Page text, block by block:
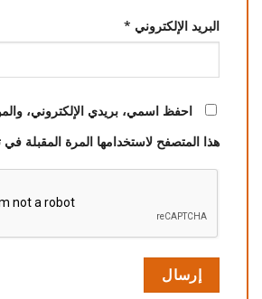
البريد الإلكتروني *
احفظ اسمي، بريدي الإلكتروني،
هذا المتصفح لاستخدامها المرة المقبلة في